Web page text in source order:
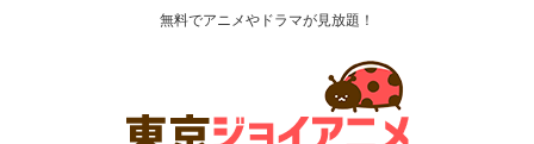
無料でアニメやドラマが見放題！